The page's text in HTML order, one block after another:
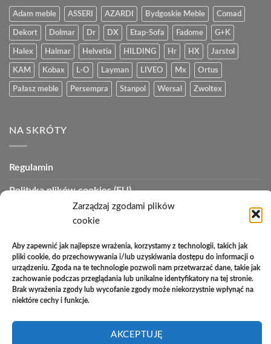
Zarządzaj zgodami plików
cookie
Aby zapewnić jak najlepsze wrażenia, korzystamy z technologii, takich jak
pliki cookie, do przechowywania i/lub uzyskiwania dostępu do informacji o
urządzeniu. Zgoda na te technologie pozwoli nam przetwarzać dane, takie jak
zachowanie podczas przeglądania lub unikalne identyfikatory na tej stronie.
Brak wyrażenia zgody lub wycofanie zgody może niekorzystnie wpłynąć na
niektóre cechy i funkcje.
AKCEPTUJĘ
Adam meble ASSERI AZARDI Bydgoskie Meble Comad
Dekort Dolmar Dr DX Etap-Sofa Fadome G+K
Halex Halmar Helvetia HILDING Hr HX Jarstol
KAM Kobax L-O Layman LIVEO Mx Ortus
Pałasz meble Persempra Stanpol Wersal Zwoltex
NA SKRÓTY
Regulamin
Polityka plików cookies (EU)
Polityka prywatności
Zakupy na raty
Kontakt
PayU
Cash